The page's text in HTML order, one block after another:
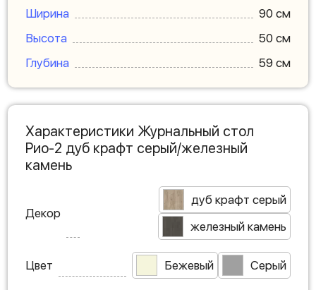
Ширина
90 см
Высота
50 см
Глубина
59 см
Характеристики Журнальный стол
Рио-2 дуб крафт серый/железный
камень
Декор
дуб крафт серый
железный камень
Цвет Бежевый Серый